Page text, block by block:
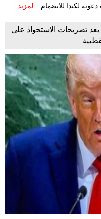
لكندا للانضمام... المزيد
بعد تصريحات الاستحواذ على